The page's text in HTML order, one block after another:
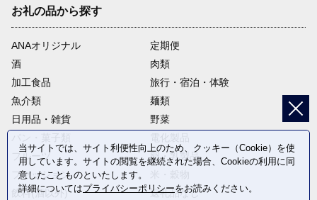
お礼の品から探す
ANAオリジナル
定期便
酒
肉類
加工食品
旅行・宿泊・体験
魚介類
麺類
日用品・雑貨
野菜
フルーツ
卵・乳製品
ファッション
飲料(酒以外)
返礼品なし
当サイトでは、サイト利便性向上のため、クッキー（Cookie）を使
用しています。サイトの閲覧を継続された場合、Cookieの利用に同
意したことものといたします。
詳細についてはプライバシーポリシーをお読みください。